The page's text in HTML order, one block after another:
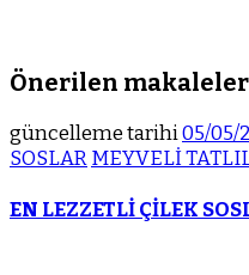
Önerilen makaleler
güncelleme tarihi05/05/
SOSLARMEYVELİ
EN LEZZETLİ ÇİLEK